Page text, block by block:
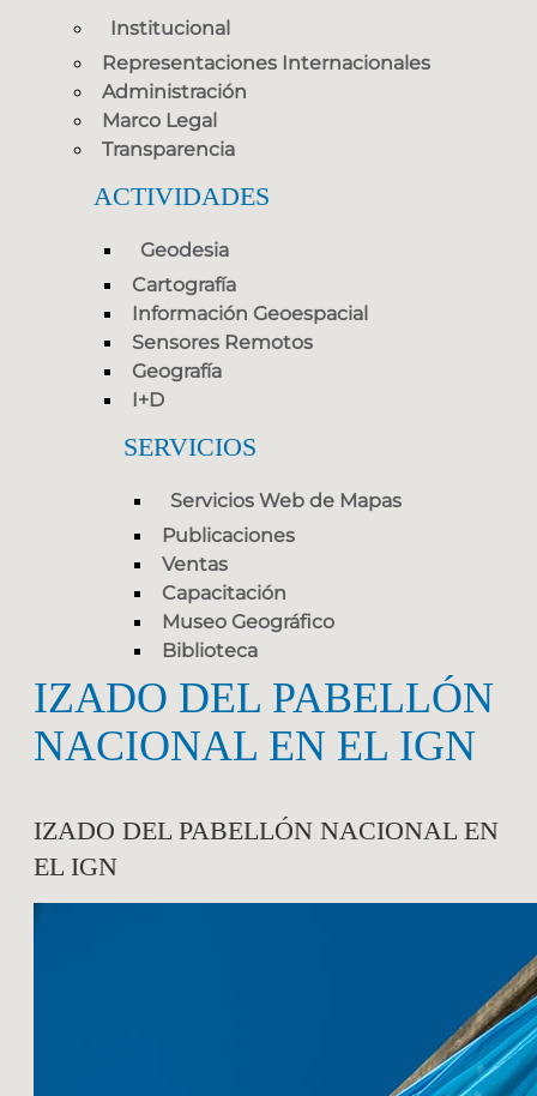
Institucional
Representaciones Internacionales
Administración
Marco Legal
Transparencia
ACTIVIDADES
Geodesia
Cartografía
Información Geoespacial
Sensores Remotos
Geografía
I+D
SERVICIOS
Servicios Web de Mapas
Publicaciones
Ventas
Capacitación
Museo Geográfico
Biblioteca
IZADO DEL PABELLÓN
NACIONAL EN EL IGN
IZADO DEL PABELLÓN NACIONAL EN
EL IGN